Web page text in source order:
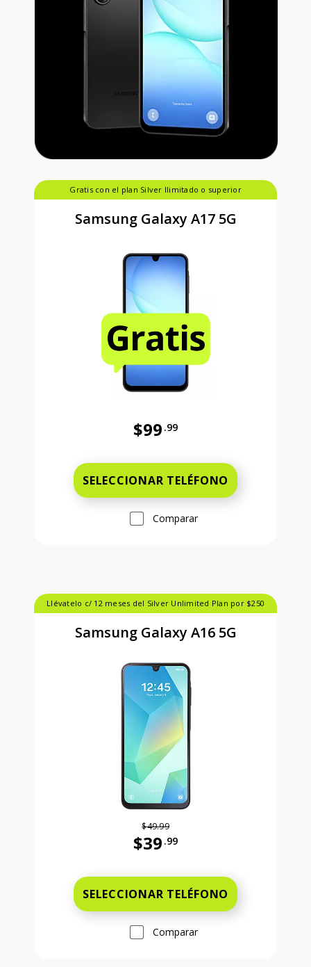
Gratis con el plan Silver Ilimitado o superior
Samsung Galaxy A17 5G
$99 .99
SELECCIONAR TELÉFONO
Comparar
Llévatelo c/ 12 meses del Silver Unlimited Plan por $250
Samsung Galaxy A16 5G
$49.99
$39 .99
SELECCIONAR TELÉFONO
Comparar